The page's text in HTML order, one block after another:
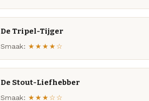
De Tripel-Tijger
Smaak: ★★★★☆
De Stout-Liefhebber
Smaak: ★★★☆☆